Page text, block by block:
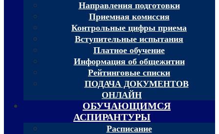
Направления подготовки
Приемная комиссия
Контрольные цифры приема
Вступительные испытания
Платное обучение
Информация об общежитии
Рейтинговые списки
ПОДАЧА ДОКУМЕНТОВ
ОНЛАЙН
ОБУЧАЮЩИМСЯ
АСПИРАНТУРЫ
Расписание